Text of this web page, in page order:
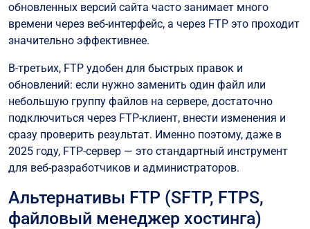
обновленных версий сайта часто занимает много
времени через веб-интерфейс, а через FTP это проходит
значительно эффективнее.
В-третьих, FTP удобен для быстрых правок и
обновлений: если нужно заменить один файл или
небольшую группу файлов на сервере, достаточно
подключиться через FTP-клиент, внести изменения и
сразу проверить результат. Именно поэтому, даже в
2025 году, FTP-сервер — это стандартный инструмент
для веб-разработчиков и администраторов.
Альтернативы FTP (SFTP, FTPS,
файловый менеджер хостинга)